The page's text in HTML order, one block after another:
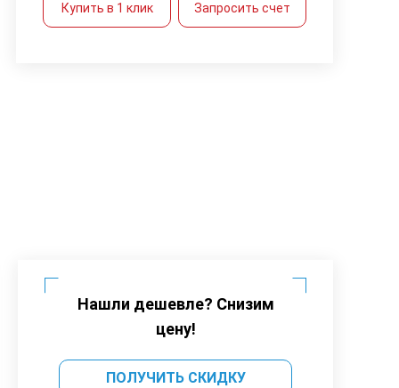
Купить в 1 клик Запросить счет
Нашли дешевле? Снизим
цену!
ПОЛУЧИТЬ СКИДКУ